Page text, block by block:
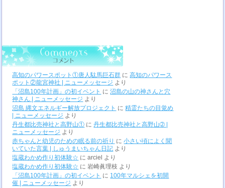
高知のパワースポット①唐人駄馬巨石群 に高知のパワース
ポット②龍宮神社 | ニューメッセージ より
「沼島100年計画」の初イベント に沼島の山の神さんと穴
神さん | ニューメッセージ より
沼島 縄文エネルギー解放プロジェクト に精霊たちの目覚め
| ニューメッセージ より
丹生都比売神社と高野山① に丹生都比売神社と高野山➁ |
ニューメッセージ より
赤ちゃんと幼児のための眠る前の祈り に小さい頃によく聞
いていた言葉 | しゅうまいちゃん日記 より
塩蔵わかめ作り初体験☆ にarciel
より
塩蔵わかめ作り初体験☆ に岩崎眞理枝 より
「沼島100年計画」の初イベント に 100年マルシェを初開
催 | ニューメッセージ より